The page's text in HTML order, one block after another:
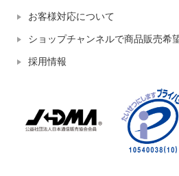
お客様対応について
ショップチャンネルで商品販売希
採用情報